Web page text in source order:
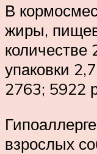
В
жиры,
количестве
упаковки
2763; 5922
взрослых